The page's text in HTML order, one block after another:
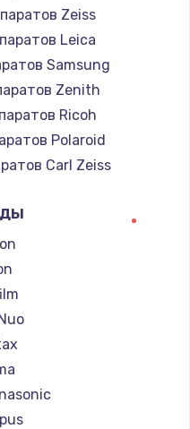
Zeiss
Leica
Samsung
Zenith
Ricoh
Polaroid
Carl Zeiss
LUMIX
Kodak
Blackmagic